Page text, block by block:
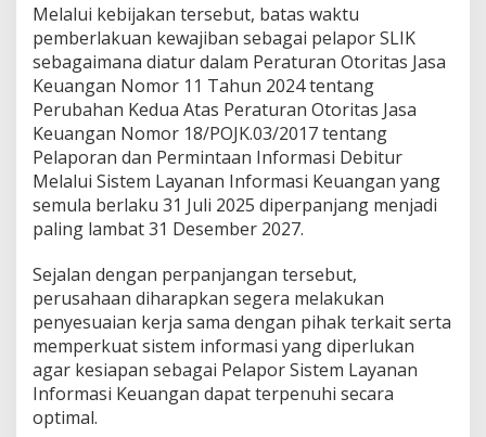
Melalui kebijakan tersebut, batas waktu
pemberlakuan kewajiban sebagai pelapor SLIK
sebagaimana diatur dalam Peraturan Otoritas Jasa
Keuangan Nomor 11 Tahun 2024 tentang
Perubahan Kedua Atas Peraturan Otoritas Jasa
Keuangan Nomor 18/POJK.03/2017 tentang
Pelaporan dan Permintaan Informasi Debitur
Melalui Sistem Layanan Informasi Keuangan yang
semula berlaku 31 Juli 2025 diperpanjang menjadi
paling lambat 31 Desember 2027.
Sejalan dengan perpanjangan tersebut,
perusahaan diharapkan segera melakukan
penyesuaian kerja sama dengan pihak terkait serta
memperkuat sistem informasi yang diperlukan
agar kesiapan sebagai Pelapor Sistem Layanan
Informasi Keuangan dapat terpenuhi secara
optimal.